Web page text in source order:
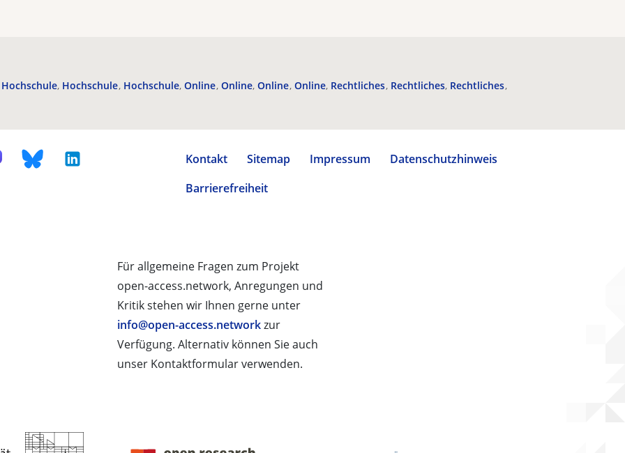
Hochschule Hochschule Hochschule Online Online Online Online Rechtliches Rechtliches Rechtliches
Kontakt Sitemap Impressum
Datenschutzhinweis
Barrierefreiheit
Für allgemeine Fragen zum Projekt
open-access.network, Anregungen und
Kritik stehen wir Ihnen gerne unter
info@open-access.networkzur
Verfügung. Alternativ können Sie auch
unser Kontaktformular verwenden.